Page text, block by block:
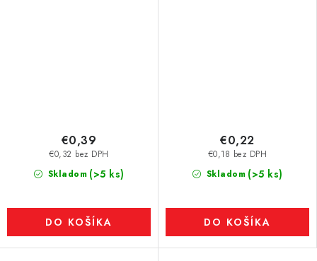
Skladom (>5 ks)
€0,32 bez DPH
€0,39
DO KOŠÍKA
Skladom (>5 ks)
€0,18 bez DPH
€0,22
DO KOŠÍKA